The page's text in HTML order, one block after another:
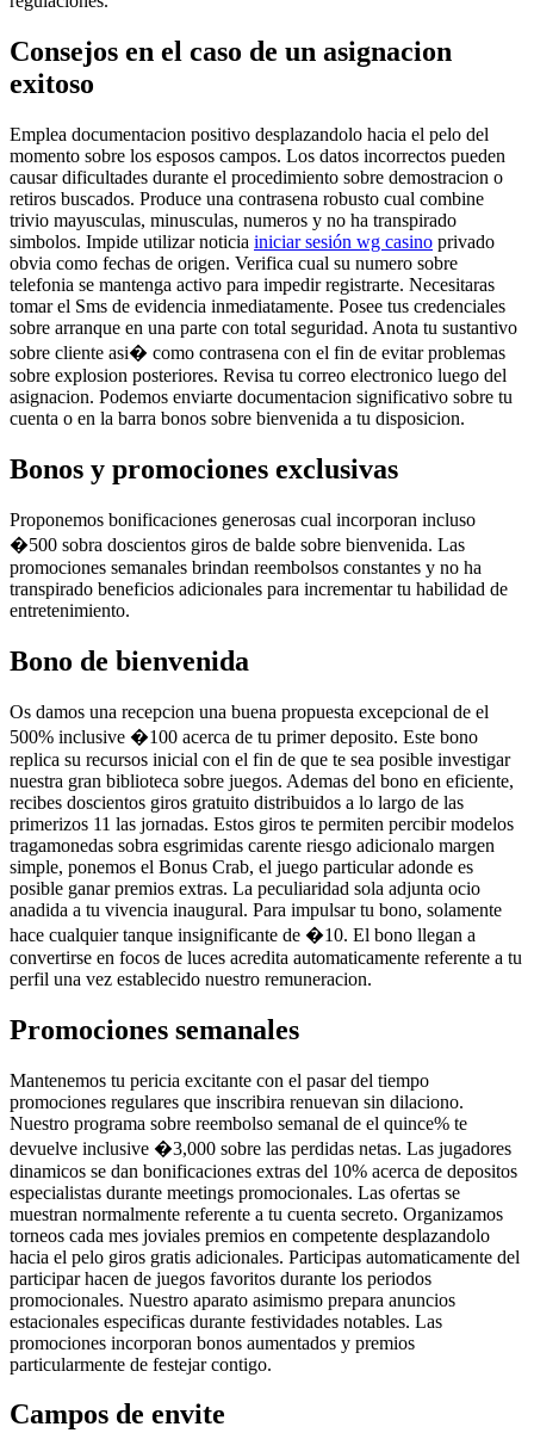
Consejos en el caso de un asignacion
exitoso
Emplea documentacion positivo desplazandolo hacia el pelo del
momento sobre los esposos campos. Los datos incorrectos pueden
causar dificultades durante el procedimiento sobre demostracion o
retiros buscados. Produce una contrasena robusto cual combine
trivio mayusculas, minusculas, numeros y no ha transpirado
simbolos. Impide utilizar noticia iniciar sesión wg casino privado
obvia como fechas de origen. Verifica cual su numero sobre
telefonia se mantenga activo para impedir registrarte. Necesitaras
tomar el Sms de evidencia inmediatamente. Posee tus credenciales
sobre arranque en una parte con total seguridad. Anota tu sustantivo
sobre cliente asi� como contrasena con el fin de evitar problemas
sobre explosion posteriores. Revisa tu correo electronico luego del
asignacion. Podemos enviarte documentacion significativo sobre tu
cuenta o en la barra bonos sobre bienvenida a tu disposicion.
Bonos y promociones exclusivas
Proponemos bonificaciones generosas cual incorporan incluso
�500 sobra doscientos giros de balde sobre bienvenida. Las
promociones semanales brindan reembolsos constantes y no ha
transpirado beneficios adicionales para incrementar tu habilidad de
entretenimiento.
Bono de bienvenida
Os damos una recepcion una buena propuesta excepcional de el
500% inclusive �100 acerca de tu primer deposito. Este bono
replica su recursos inicial con el fin de que te sea posible investigar
nuestra gran biblioteca sobre juegos. Ademas del bono en eficiente,
recibes doscientos giros gratuito distribuidos a lo largo de las
primerizos 11 las jornadas. Estos giros te permiten percibir modelos
tragamonedas sobra esgrimidas carente riesgo adicionalo margen
simple, ponemos el Bonus Crab, el juego particular adonde es
posible ganar premios extras. La peculiaridad sola adjunta ocio
anadida a tu vivencia inaugural. Para impulsar tu bono, solamente
hace cualquier tanque insignificante de �10. El bono llegan a
convertirse en focos de luces acredita automaticamente referente a tu
perfil una vez establecido nuestro remuneracion.
Promociones semanales
Mantenemos tu pericia excitante con el pasar del tiempo
promociones regulares que inscribira renuevan sin dilaciono.
Nuestro programa sobre reembolso semanal de el quince% te
devuelve inclusive �3,000 sobre las perdidas netas. Las jugadores
dinamicos se dan bonificaciones extras del 10% acerca de depositos
especialistas durante meetings promocionales. Las ofertas se
muestran normalmente referente a tu cuenta secreto. Organizamos
torneos cada mes joviales premios en competente desplazandolo
hacia el pelo giros gratis adicionales. Participas automaticamente del
participar hacen de juegos favoritos durante los periodos
promocionales. Nuestro aparato asimismo prepara anuncios
estacionales especificas durante festividades notables. Las
promociones incorporan bonos aumentados y premios
particularmente de festejar contigo.
Campos de envite